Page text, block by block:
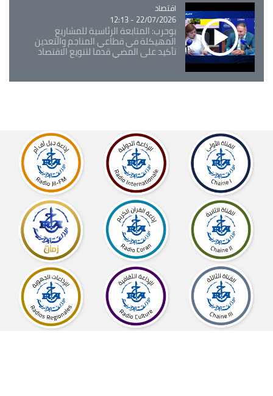
Catégorie
اقتصاد
22/07/2026 - 12:13
بوحرب: المتابعة الرئاسية للمشاريع
المهيكلة في قطاعي المناجم والتعدين
تأكيد على المضي قدما لتنويع الاقتصاد